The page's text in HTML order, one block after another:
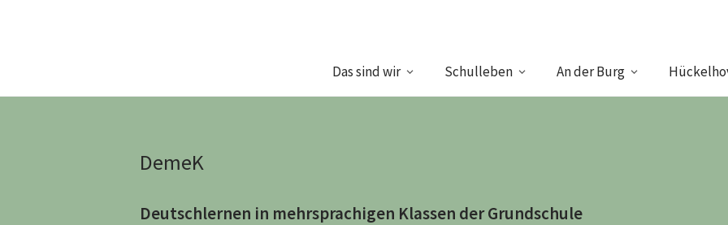
Das sind wir Schulleben An der Burg
DemeK
Deutschlernen in mehrsprachigen Klassen der Grundschule